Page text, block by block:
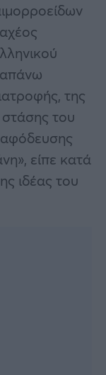
της
στάσης του
είπε κατά
ιδέας του